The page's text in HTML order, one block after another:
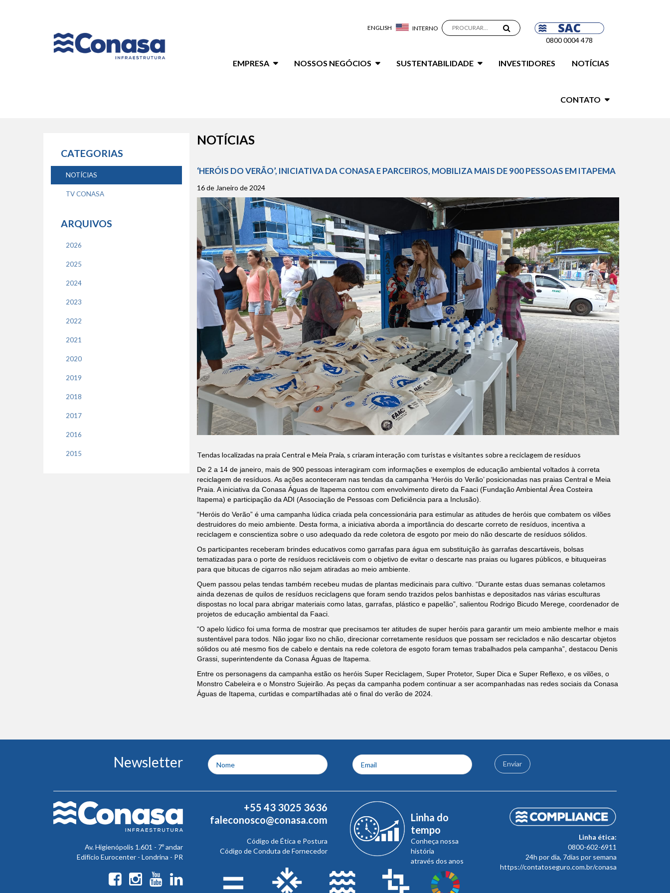
ENGLISH INTERNO
0800 0004 478
principalEMPRESA NOSSOS NEGÓCIOS SUSTENTABILIDADE INVESTIDORES NOTÍCIAS
CONTATO
CATEGORIAS
NOTÍCIAS
TV CONASA
ARQUIVOS
2026
2025
2024
2023
2022
2021
2020
2019
2018
2017
2016
2015
NOTÍCIAS
‘HERÓIS DO VERÃO’, INICIATIVA DA CONASA E PARCEIROS, MOBILIZA MAIS DE 900 PESSOAS EM ITAPEMA
16 de Janeiro de 2024
Tendas localizadas na praia Central e Meia Praia, s criaram interação com turistas e visitantes sobre a reciclagem de resíduos
De 2 a 14 de janeiro, mais de 900 pessoas interagiram com informações e exemplos de educação ambiental voltados à correta
reciclagem de resíduos. As ações aconteceram nas tendas da campanha ‘Heróis do Verão’ posicionadas nas praias Central e Meia
Praia. A iniciativa da Conasa Águas de Itapema contou com envolvimento direto da Faaci (Fundação Ambiental Área Costeira
Itapema) e participação da ADI (Associação de Pessoas com Deficiência para a Inclusão).
“Heróis do Verão” é uma campanha lúdica criada pela concessionária para estimular as atitudes de heróis que combatem os vilões
destruidores do meio ambiente. Desta forma, a iniciativa aborda a importância do descarte correto de resíduos, incentiva a
reciclagem e conscientiza sobre o uso adequado da rede coletora de esgoto por meio do não descarte de resíduos sólidos.
Os participantes receberam brindes educativos como garrafas para água em substituição às garrafas descartáveis, bolsas
tematizadas para o porte de resíduos recicláveis com o objetivo de evitar o descarte nas praias ou lugares públicos, e bituqueiras
para que bitucas de cigarros não sejam atiradas ao meio ambiente.
Quem passou pelas tendas também recebeu mudas de plantas medicinais para cultivo. “Durante estas duas semanas coletamos
ainda dezenas de quilos de resíduos reciclagens que foram sendo trazidos pelos banhistas e depositados nas várias esculturas
dispostas no local para abrigar materiais como latas, garrafas, plástico e papelão”, salientou Rodrigo Bicudo Merege, coordenador de
projetos de educação ambiental da Faaci.
“O apelo lúdico foi uma forma de mostrar que precisamos ter atitudes de super heróis para garantir um meio ambiente melhor e mais
sustentável para todos. Não jogar lixo no chão, direcionar corretamente resíduos que possam ser reciclados e não descartar objetos
sólidos ou até mesmo fios de cabelo e dentais na rede coletora de esgoto foram temas trabalhados pela campanha”, destacou Denis
Grassi, superintendente da Conasa Águas de Itapema.
Entre os personagens da campanha estão os heróis Super Reciclagem, Super Protetor, Super Dica e Super Reflexo, e os vilões, o
Monstro Cabeleira e o Monstro Sujeirão. As peças da campanha podem continuar a ser acompanhadas nas redes sociais da Conasa
Águas de Itapema, curtidas e compartilhadas até o final do verão de 2024.
rodapé
Newsletter Enviar
Av. Higienópolis 1.601 - 7º andar
Edifício Eurocenter - Londrina - PR
+55 43 3025 3636
faleconosco@conasa.com
Código de Ética e Postura
Código de Conduta de Fornecedor
Linha do
tempo
Conheça nossa
história
através dos anos
Linha ética:
0800-602-6911
24h por dia, 7dias por semana
https://contatoseguro.com.br/conasa